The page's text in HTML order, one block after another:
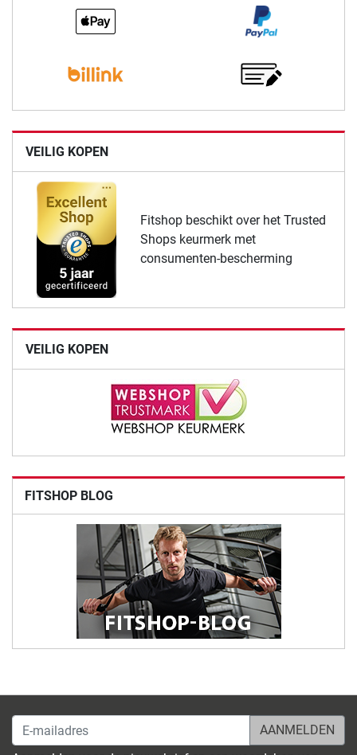
VEILIG KOPEN
Fitshop beschikt over het Trusted
Shops keurmerk met
consumenten-bescherming
VEILIG KOPEN
FITSHOP BLOG
E-mailadres